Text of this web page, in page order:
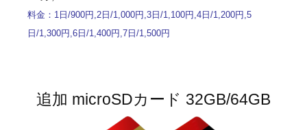
料金：1日/900円,2日/1,000円,3日/1,100円,4日/1,200円,5
日/1,300円,6日/1,400円,7日/1,500円
追加 microSDカード 32GB/64GB